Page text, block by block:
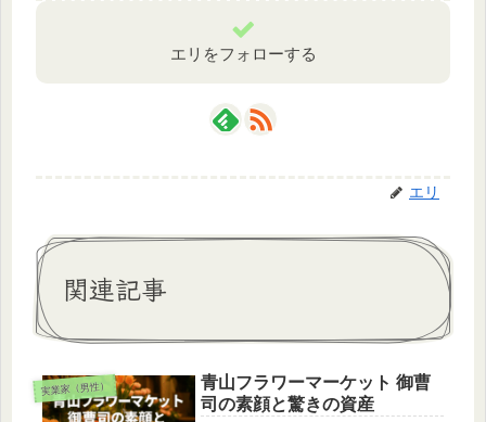
エリをフォローする
エリ
関連記事
実業家（男性）
青山フラワーマーケット 御曹
司の素顔と驚きの資産